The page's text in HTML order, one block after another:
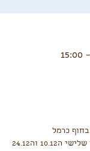
בחוף כרמל
וה24.12